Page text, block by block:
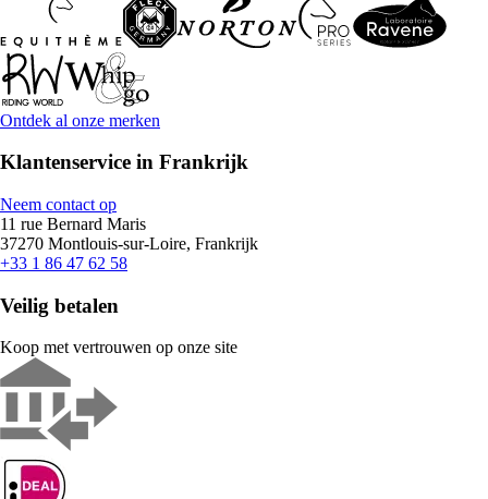
Ontdek al onze merken
Klantenservice in Frankrijk
Neem contact op
11 rue Bernard Maris
37270 Montlouis-sur-Loire, Frankrijk
+33 1 86 47 62 58
Veilig betalen
Koop met vertrouwen op onze site